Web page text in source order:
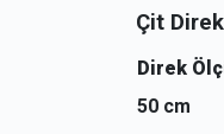
Çit
Direk
50 cm